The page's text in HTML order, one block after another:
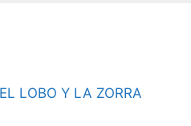
LOBO Y LA ZORRA